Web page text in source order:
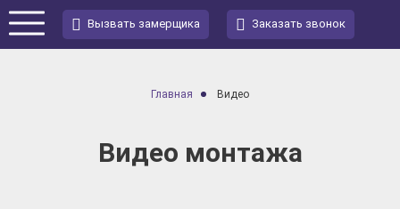
Вызвать замерщика Заказать звонок
Главная Видео
Видео монтажа